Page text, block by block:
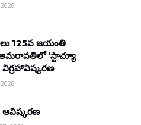
125వ జయంతి
‘స్టాచ్యూ
విగ్రహావిష్కరణ
ఆవిష్కరణ